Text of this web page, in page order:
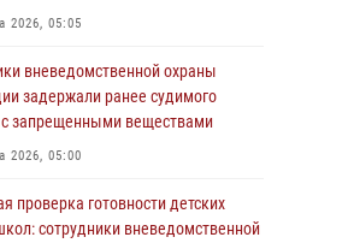
2026, 05:05
вневедомственной охраны
задержали ранее судимого
запрещенными веществами
2026, 05:00
проверка готовности детских
сотрудники вневедомственной